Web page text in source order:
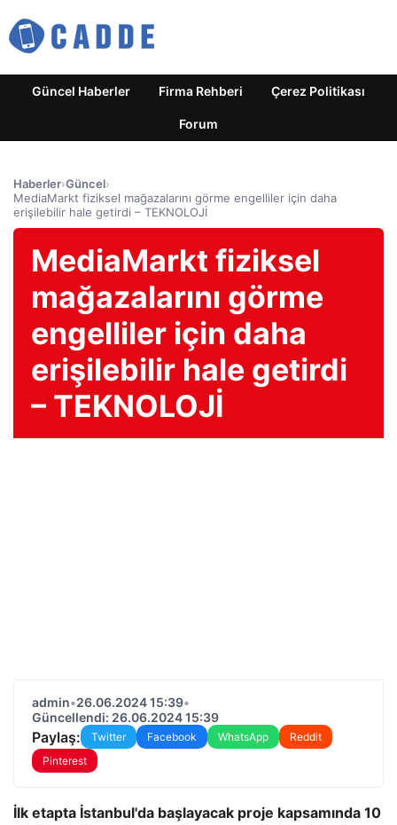
Güncel Haberler Firma Rehberi Çerez Politikası
Forum
Haberler›Güncel›
MediaMarkt fiziksel mağazalarını görme engelliler için daha
erişilebilir hale getirdi – TEKNOLOJİ
MediaMarkt fiziksel
mağazalarını görme
engelliler için daha
erişilebilir hale getirdi
– TEKNOLOJİ
admin•26.06.2024 15:39•
Güncellendi: 26.06.2024 15:39
Paylaş: Twitter Facebook WhatsApp
Reddit
Pinterest
İlk etapta İstanbul'da başlayacak proje kapsamında 10